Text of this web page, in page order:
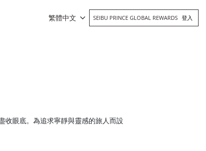
繁體中文 SEIBU PRINCE GLOBAL REWARDS 登入
收眼底。為追求寧靜與靈感的旅人而設